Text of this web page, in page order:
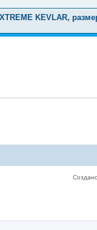
KEVLAR,